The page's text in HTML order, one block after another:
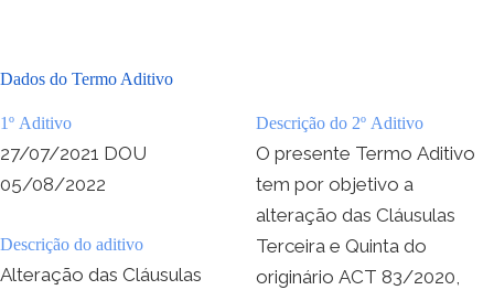
Dados do Termo Aditivo
1º Aditivo
27/07/2021 DOU
05/08/2022
Descrição do aditivo
Alteração das Cláusulas
Descrição do 2º Aditivo
O presente Termo Aditivo
tem por objetivo a
alteração das Cláusulas
Terceira e Quinta do
originário ACT 83/2020,